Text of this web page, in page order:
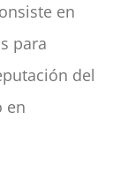
en
para
del
en